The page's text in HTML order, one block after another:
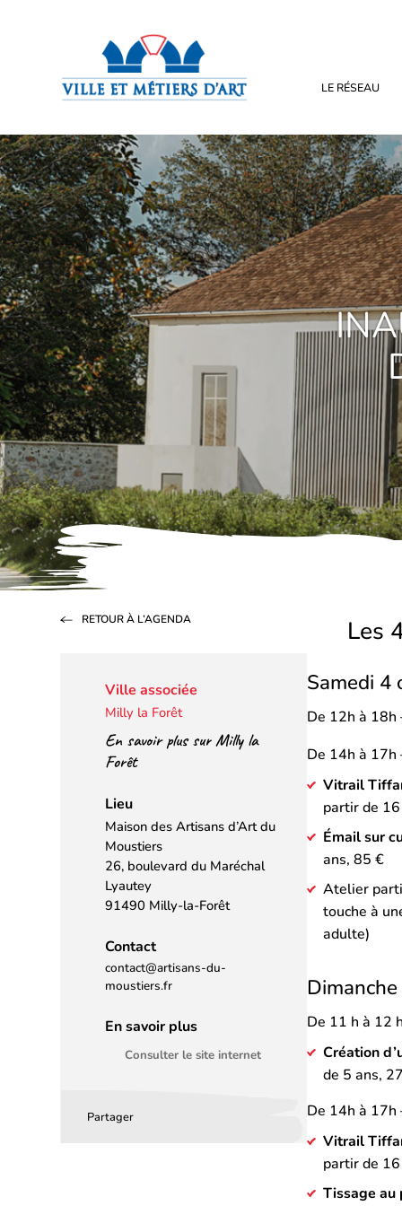
LE RÉSEAU
Les
Samedi 4
De 12h à 18h
De 14h à 17h
Vitrail
partir de
Émail sur
ans, 85 €
Atelier
touche à
adulte)
De 11 h à 12
Création
de 5 ans,
De 14h à 17h
Vitrail
partir de
Tissage au
Ville associée
Milly la Forêt
En savoir plus sur Milly la
Forêt
Lieu
Maison des Artisans d’Art du
Moustiers
26, boulevard du Maréchal
Lyautey
91490 Milly-la-Forêt
Contact
contact@artisans-du-
moustiers.fr
En savoir plus
Consulter le site internet
Partager
RETOUR À L’AGENDA